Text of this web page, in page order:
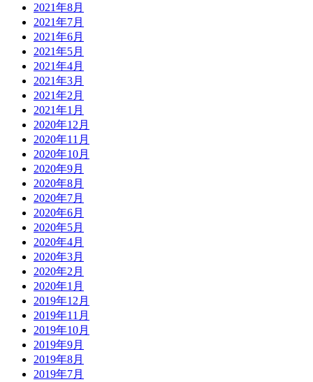
2021年8月
2021年7月
2021年6月
2021年5月
2021年4月
2021年3月
2021年2月
2021年1月
2020年12月
2020年11月
2020年10月
2020年9月
2020年8月
2020年7月
2020年6月
2020年5月
2020年4月
2020年3月
2020年2月
2020年1月
2019年12月
2019年11月
2019年10月
2019年9月
2019年8月
2019年7月